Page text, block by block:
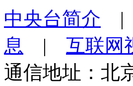
中央台简介 |
息 | 互联网
通信地址：北